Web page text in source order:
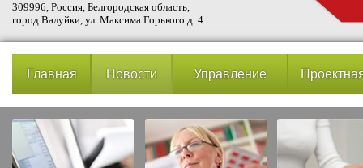
309996, Россия, Белгородская область,
город Валуйки, ул. Максима Горького д. 4
Главная Новости Управление